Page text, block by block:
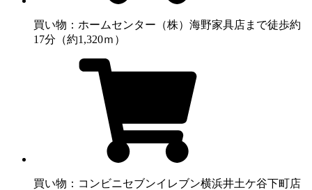
買い物：ホームセンター （株）海野家具店まで徒歩約
17分（約1,320ｍ）
買い物：コンビニセブンイレブン横浜井土ケ谷下町店